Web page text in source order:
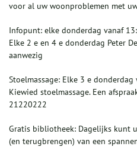
voor al uw woonproblemen met
Infopunt: elke donderdag vanaf
Elke 2 e en 4 e donderdag Peter
aanwezig
Stoelmassage: Elke 3 e
Kiewied stoelmassage. Een
21220222
Gratis bibliotheek: Dagelijks kunt
(en terugbrengen) van een